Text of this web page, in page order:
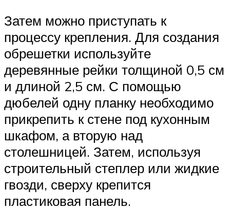
Затем можно приступать к
процессу крепления. Для создания
обрешетки используйте
деревянные рейки толщиной 0,5 см
и длиной 2,5 см. С помощью
дюбелей одну планку необходимо
прикрепить к стене под кухонным
шкафом, а вторую над
столешницей. Затем, используя
строительный степлер или жидкие
гвозди, сверху крепится
пластиковая панель.